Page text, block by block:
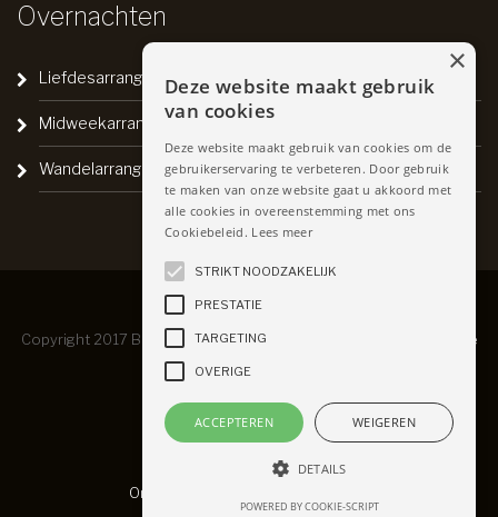
Overnachten
Liefdesarrangement
Midweekarrangement
Wandelarrangement
Copyright 2017 Brasserie de Kroon - Algemene
Ontwikkeld door Best4u Group B.V.
Deze website maakt gebruik
van cookies
Deze website maakt gebruik van cookies om de
gebruikerservaring te verbeteren. Door gebruik
te maken van onze website gaat u akkoord met
alle cookies in overeenstemming met ons
Cookiebeleid. Lees meer
STRIKT NOODZAKELIJK
PRESTATIE
TARGETING
OVERIGE
ACCEPTEREN WEIGEREN
DETAILS
POWERED BY COOKIE-SCRIPT
×